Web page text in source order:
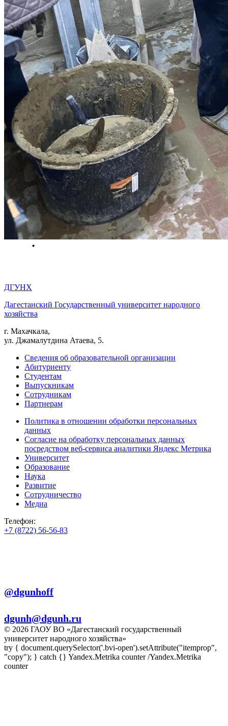
ДГУНХ
Дагестанский Государственный университет народного
хозяйства
г. Махачкала,
ул. Джамалутдина Атаева, 5.
Сведения об образовательной организации
Абитуриенту
Студентам
Выпускникам
Сотрудникам
Партнерам
Политика в отношении обработки персональных
данных
Согласие на обработку персональных данных
посредством веб-сервиса аналитики Яндекс Метрика
Университет
Образование
Наука
Развитие
Сотрудничество
Медиа
Телефон:
+7 (8722) 56-56-83
@dgunhoff
dgunh@dgunh.ru
© 2026 ГАОУ ВО «Дагестанский государственный
университет народного хозяйства»
try { document.querySelector('.bvi-open').setAttribute("itemprop",
"copy"); } catch {} Yandex.Metrika counter/Yandex.Metrika
counter